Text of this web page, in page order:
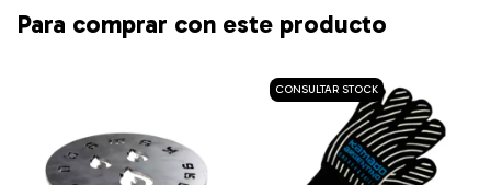
Para comprar con este producto